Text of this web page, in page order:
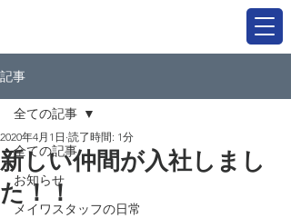
記事
全ての記事
お知らせ
メイワスタッフの日常
全ての記事
新しい仲間が入社しまし
た！！
2020年4月1日 読了時間: 1分